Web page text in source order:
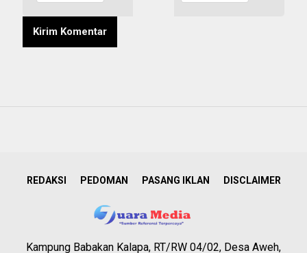
REDAKSI PEDOMAN PASANG IKLAN DISCLAIMER
Kampung Babakan Kalapa, RT/RW 04/02, Desa Aweh,